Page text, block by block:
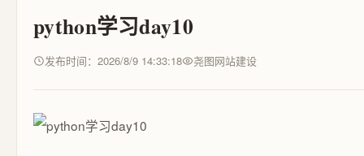
python学习day10
发布时间：2026/8/9 14:33:18 尧图网站建设